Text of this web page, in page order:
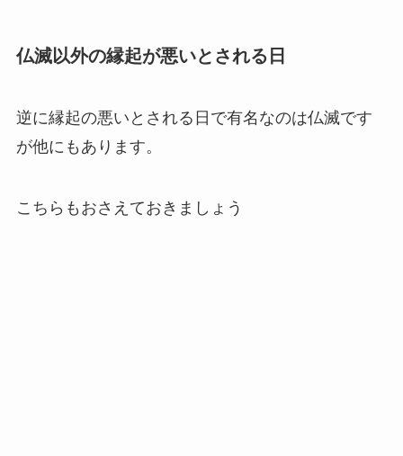
仏滅以外の縁起が悪いとされる日
逆に縁起の悪いとされる日で有名なのは仏滅です
が他にもあります。
こちらもおさえておきましょう